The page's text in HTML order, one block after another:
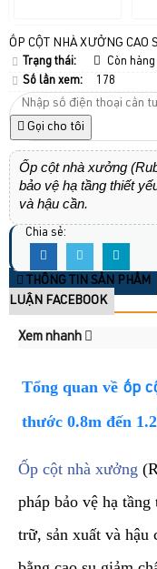
ỐP CỘT NHÀ XƯỞNG
Trạng thái:
Còn hàng
Số lần xem:
178
Gọi cho tôi
​Ốp cột nhà xưởng
bảo vệ hạ tầng thiết
và hậu cần.
Chia sẻ:
THÔNG TIN SẢN PHẨM
LUẬN FACEBOOK
Xem nhanh
Tổng quan về ốp
thước 0.8m đến
​Ốp cột nhà xưởng
pháp bảo vệ hạ
trữ, sản xuất và hậu